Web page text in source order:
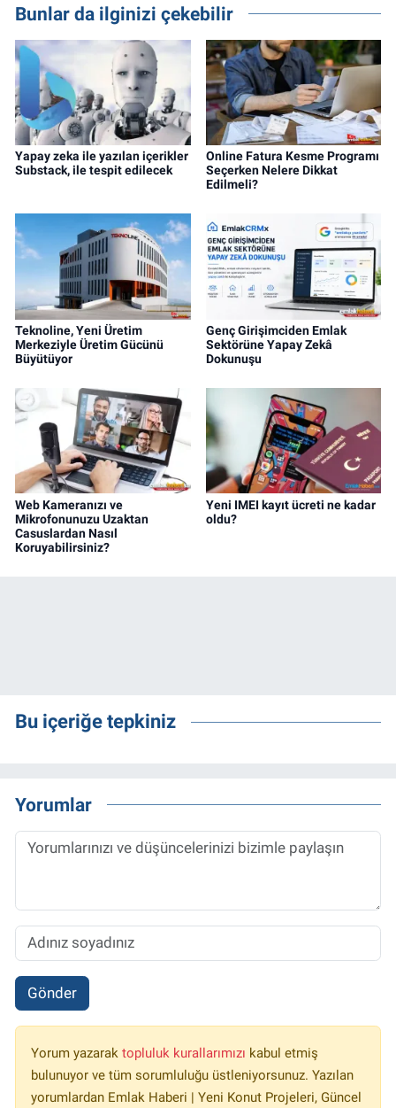
sunmayı temel ilke edindim.
Bunlar da ilginizi çekebilir
Yapay zeka ile yazılan içerikler
Substack, ile tespit edilecek
Online Fatura Kesme Programı
Seçerken Nelere Dikkat
Edilmeli?
Teknoline, Yeni Üretim
Merkeziyle Üretim Gücünü
Büyütüyor
Genç Girişimciden Emlak
Sektörüne Yapay Zekâ
Dokunuşu
Web Kameranızı ve
Mikrofonunuzu Uzaktan
Casuslardan Nasıl
Koruyabilirsiniz?
Yeni IMEI kayıt ücreti ne kadar
oldu?
Bu içeriğe tepkiniz
Yorumlar
Gönder
Yorum yazarak topluluk kurallarımızı kabul etmiş
bulunuyor ve tüm sorumluluğu üstleniyorsunuz. Yazılan
yorumlardan Emlak Haberi | Yeni Konut Projeleri, Güncel